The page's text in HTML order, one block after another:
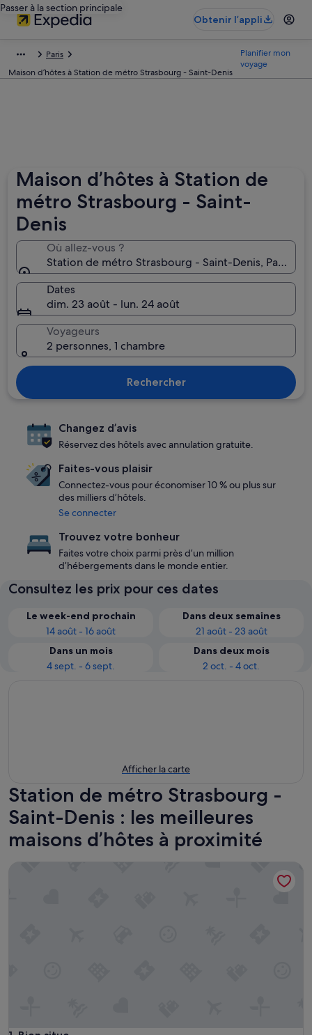
Passer à la section principale
Obtenir l’appli
Paris
Maison d’hôtes à Station de métro Strasbourg - Saint-Denis
Planifier mon
voyage
Maison d’hôtes à Station de
métro Strasbourg - Saint-
Denis
Où allez-vous ?
Station de métro Strasbourg - Saint-Denis, Paris,
Dates
dim. 23 août - lun. 24 août
Voyageurs
2 personnes, 1 chambre
Rechercher
Changez d’avis
Réservez des hôtels avec annulation gratuite.
Faites-vous plaisir
Connectez-vous pour économiser 10 % ou plus sur
des milliers d’hôtels.
Se connecter
Trouvez votre bonheur
Faites votre choix parmi près d’un million
d’hébergements dans le monde entier.
Consultez les prix pour ces dates
Le week-end prochain
14 août - 16 août
Dans deux semaines
21 août - 23 août
Dans un mois
4 sept. - 6 sept.
Dans deux mois
2 oct. - 4 oct.
Afficher la carte
Station de métro Strasbourg -
Saint-Denis : les meilleures
maisons d’hôtes à proximité